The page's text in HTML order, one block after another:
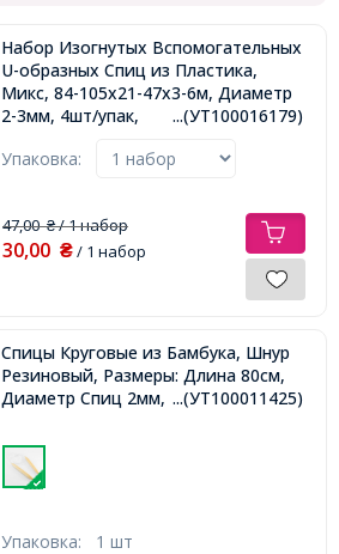
Набор Изогнутых Вспомогательных
U-образных Спиц из Пластика,
Микс, 84-105x21-47x3-6м, Диаметр
2-3мм, 4шт/упак,
...(УТ100016179)
Упаковка:
47,00₴/ 1 набор
30,00 ₴/ 1 набор
Спицы Круговые из Бамбука, Шнур
Резиновый, Размеры: Длина 80см,
Диаметр Спиц 2мм, ...(УТ100011425)
Упаковка: 1 шт